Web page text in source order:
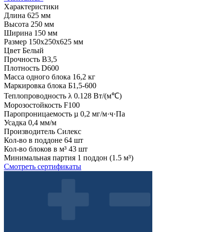
Характеристики
Длина 625 мм
Высота 250 мм
Ширина 150 мм
Размер 150x250x625 мм
Цвет Белый
Прочность B3,5
Плотность D600
Масса одного блока 16,2 кг
Маркировка блока Б1,5-600
Теплопроводность λ 0.128 Вт/(м℃)
Морозостойкость F100
Паропроницаемость µ 0,2 мг/м·ч·Па
Усадка 0,4 мм/м
Производитель Силекс
Кол-во в поддоне 64 шт
Кол-во блоков в м³ 43 шт
Минимальная партия 1 поддон (1.5 м³)
Смотреть сертификаты